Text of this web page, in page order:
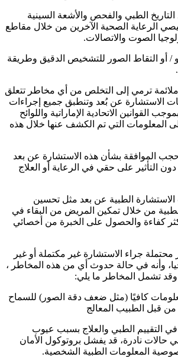
الطبي والفحص والأشعة السينية
الرعاية الصحية الآخرين من خلال مقاطع
الصوت والاتصالات.
أو التقاط الصور للتشخيص الدقيق وطريقة
ترمي إلى التخلص من أي مخاطر تتعلق
الاستشارة عن بُعد وتنطبق جميع إجراءات
القوانين الاتحادية الإماراتية واللوائح
المعلومات التي تم الكشف عنها خلال هذه
الموافقة بشأن هذه الاستشارة عن بعد
التأثير على حقي في الرعاية أو العلاج
الطبية عن بعد مثل تحسين
من خلال تمكين المريض من البقاء في
كفاءة والحصول على الخبرة من أخصائي
جراء الاستشارة غير مكتملة أو غير
وأنه في حالة حدوث أي من هذه المخاطر ،
وقد تشمل المخاطر ما يلي:
كافيًا (مثل ضعف دقة الصور) للسماح
من قبل الطبيب المعالج
التقييم الطبي والعلاج بسبب عيوب
حالات نادرة، قد يفشل بروتوكول الأمان
المعلومات الطبية الشخصية.